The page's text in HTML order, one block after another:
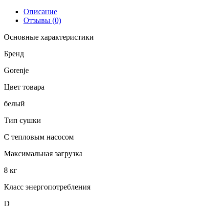
Описание
Отзывы (0)
Основные характеристики
Бренд
Gorenje
Цвет товара
белый
Тип сушки
С тепловым насосом
Максимальная загрузка
8 кг
Класс энергопотребления
D